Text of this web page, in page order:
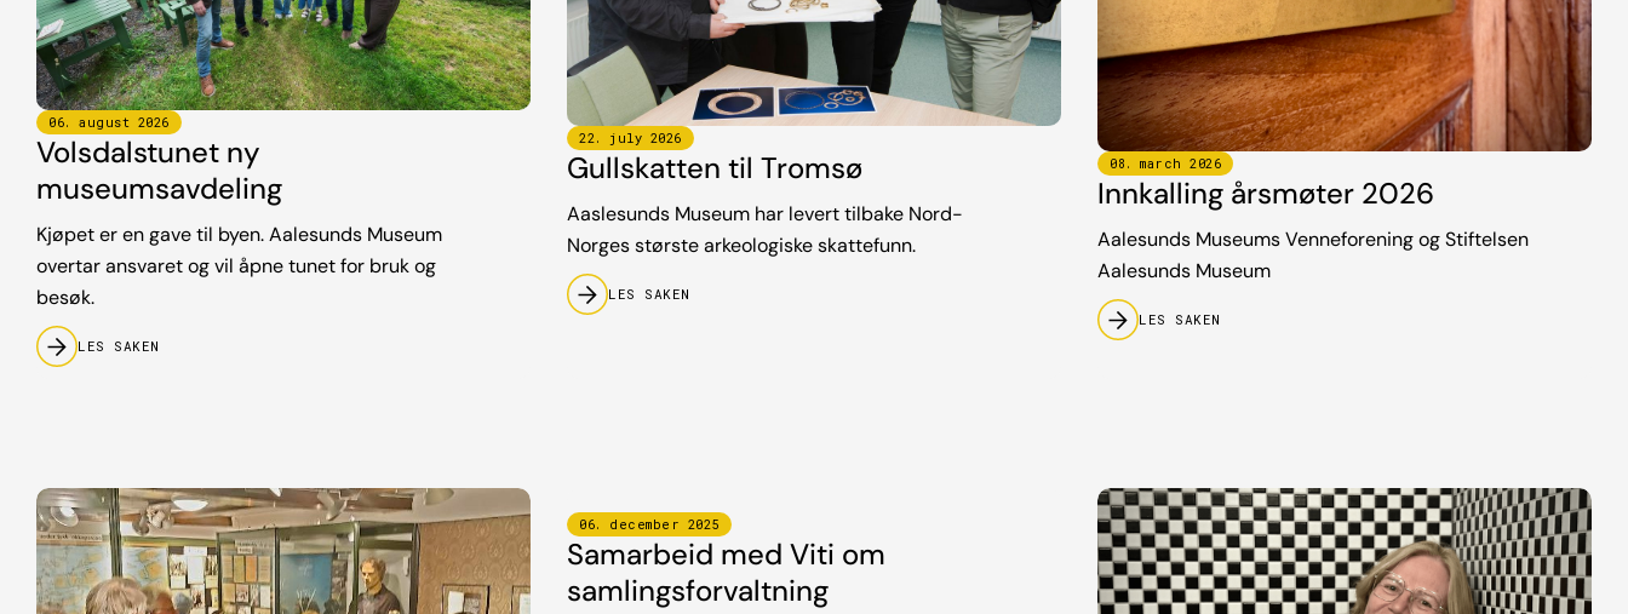
06. august 2026
Volsdalstunet ny
museumsavdeling
Kjøpet er en gave til byen. Aalesunds Museum
overtar ansvaret og vil åpne tunet for bruk og
besøk.
LES SAKEN
22 . july 2026
Gullskatten til Tromsø
Aaslesunds Museum har levert tilbake Nord-
Norges største arkeologiske skattefunn.
LES SAKEN
08 . march 2026
Innkalling årsmøter 2026
Aalesunds Museums Venneforening og Stiftelsen
Aalesunds Museum
LES SAKEN
06. december 2025
Samarbeid med Viti om
samlingsforvaltning